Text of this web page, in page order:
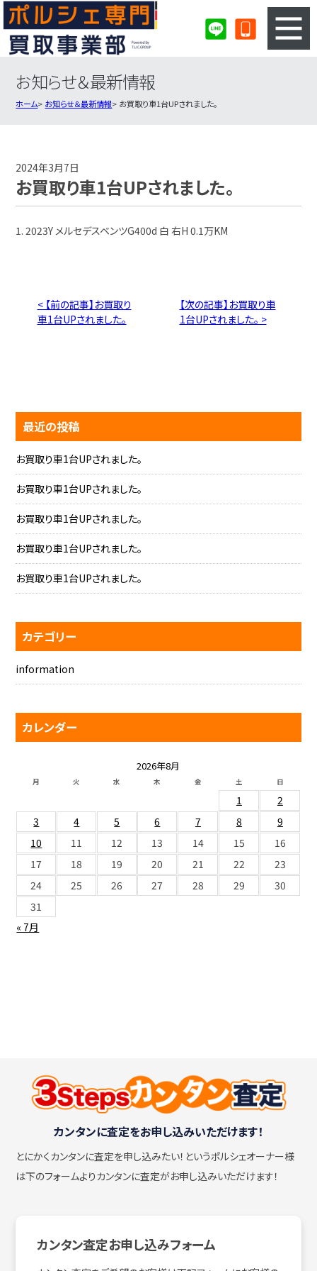
3ステップのカンタン査定
ポルシェ買取実績
お知らせ＆最新情報
ホーム お知らせ＆最新情報 お買取り車1台UPされました。
2024年3月7日
お買取り車1台UPされました。
1. 2023Y メルセデスベンツG400d 白 右H 0.1万KM
< 【前の記事】お買取り
車1台UPされました。
【次の記事】お買取り車
1台UPされました。 >
最近の投稿
お買取り車1台UPされました。
お買取り車1台UPされました。
お買取り車1台UPされました。
お買取り車1台UPされました。
お買取り車1台UPされました。
カテゴリー
information
カレンダー
2026年8月
月 火 水 木 金 土 日
« 7月
1
2
3
4 5 6 7 8
9
10
11 12 13 14 15
16
17
18 19 20 21 22
23
24
25 26 27 28 29
30
31
カンタンに査定をお申し込みいただけます！
とにかくカンタンに査定を申し込みたい！ というポルシェオーナー様
は下のフォームよりカンタンに査定がお申し込みいただけます！
カンタン査定お申し込みフォーム